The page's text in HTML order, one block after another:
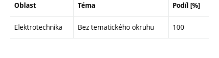
Oblast Téma Podíl [%]
Elektrotechnika Bez tematického okruhu 100